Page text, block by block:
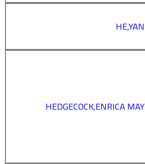
HE,YAN
HEDGECOCK,ENRICA MAY